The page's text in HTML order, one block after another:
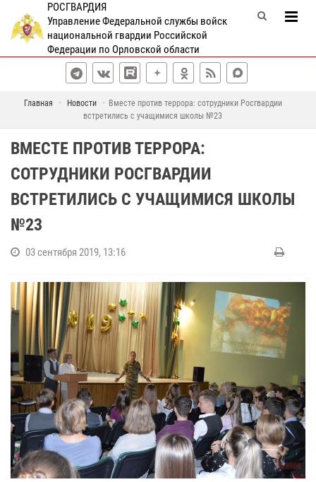
РОСГВАРДИЯ
Управление Федеральной службы войск
национальной гвардии Российской
Федерации по Орловской области
Главная Новости
Вместе против террора: сотрудники Росгвардии
встретились с учащимися школы №23
ВМЕСТЕ ПРОТИВ ТЕРРОРА:
СОТРУДНИКИ РОСГВАРДИИ
ВСТРЕТИЛИСЬ С УЧАЩИМИСЯ ШКОЛЫ
№23
03 сентября 2019, 13:16